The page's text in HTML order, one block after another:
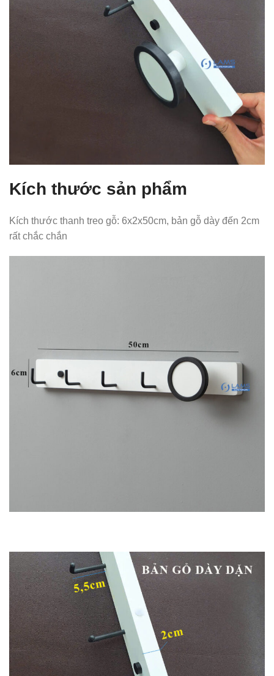
Kích thước sản phẩm
Kích thước thanh treo gỗ: 6x2x50cm, bản gỗ dày đến 2cm
rất chắc chắn